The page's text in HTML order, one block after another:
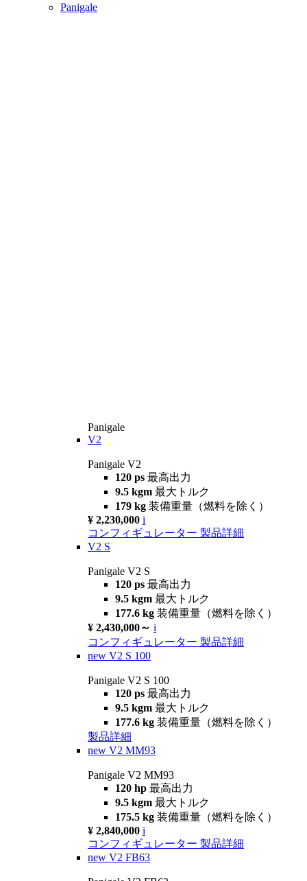
Panigale
Panigale
V2
Panigale V2
120 ps 最高出力
9.5 kgm 最大トルク
179 kg 装備重量（燃料を除く）
¥ 2,230,000 i
コンフィギュレーター 製品詳細
V2 S
Panigale V2 S
120 ps 最高出力
9.5 kgm 最大トルク
177.6 kg 装備重量（燃料を除く）
¥ 2,430,000～ i
コンフィギュレーター 製品詳細
new V2 S 100
Panigale V2 S 100
120 ps 最高出力
9.5 kgm 最大トルク
177.6 kg 装備重量（燃料を除く）
製品詳細
new V2 MM93
Panigale V2 MM93
120 hp 最高出力
9.5 kgm 最大トルク
175.5 kg 装備重量（燃料を除く）
¥ 2,840,000 i
コンフィギュレーター 製品詳細
new V2 FB63